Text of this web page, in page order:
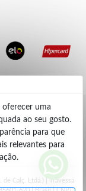
oferecer uma
ao seu gosto.
para que
relevantes para
Calç. Ltda.) | Travessa